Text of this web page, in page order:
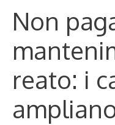
Non
reato: i